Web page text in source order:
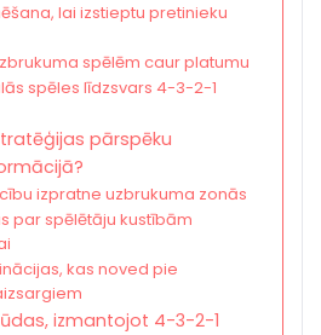
lai izstieptu pretinieku
spēlēm caur platumu
spēles līdzsvars 4-3-2-1
pārspēku
izpratne uzbrukuma zonās
par spēlētāju kustībām
kas noved pie
izmantojot 4-3-2-1